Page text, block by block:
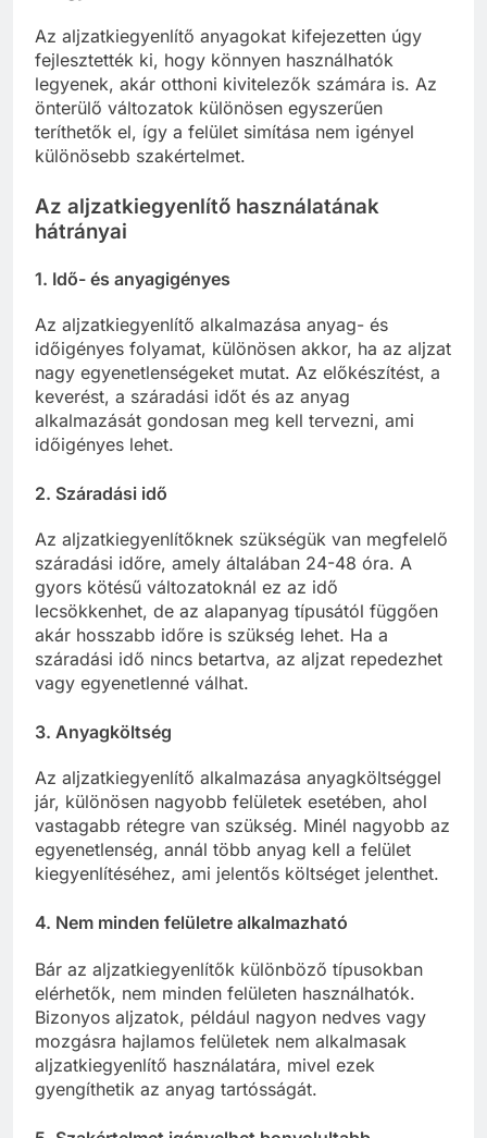
Az aljzatkiegyenlítő anyagokat kifejezetten úgy
fejlesztették ki, hogy könnyen használhatók
legyenek, akár otthoni kivitelezők számára is. Az
önterülő változatok különösen egyszerűen
teríthetők el, így a felület simítása nem igényel
különösebb szakértelmet.
Az aljzatkiegyenlítő használatának
hátrányai
1. Idő- és anyagigényes
Az aljzatkiegyenlítő alkalmazása anyag- és
időigényes folyamat, különösen akkor, ha az aljzat
nagy egyenetlenségeket mutat. Az előkészítést, a
keverést, a száradási időt és az anyag
alkalmazását gondosan meg kell tervezni, ami
időigényes lehet.
2. Száradási idő
Az aljzatkiegyenlítőknek szükségük van megfelelő
száradási időre, amely általában 24-48 óra. A
gyors kötésű változatoknál ez az idő
lecsökkenhet, de az alapanyag típusától függően
akár hosszabb időre is szükség lehet. Ha a
száradási idő nincs betartva, az aljzat repedezhet
vagy egyenetlenné válhat.
3. Anyagköltség
Az aljzatkiegyenlítő alkalmazása anyagköltséggel
jár, különösen nagyobb felületek esetében, ahol
vastagabb rétegre van szükség. Minél nagyobb az
egyenetlenség, annál több anyag kell a felület
kiegyenlítéséhez, ami jelentős költséget jelenthet.
4. Nem minden felületre alkalmazható
Bár az aljzatkiegyenlítők különböző típusokban
elérhetők, nem minden felületen használhatók.
Bizonyos aljzatok, például nagyon nedves vagy
mozgásra hajlamos felületek nem alkalmasak
aljzatkiegyenlítő használatára, mivel ezek
gyengíthetik az anyag tartósságát.